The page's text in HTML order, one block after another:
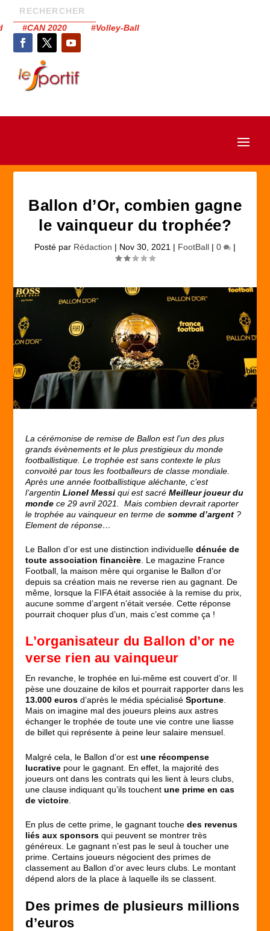
#CAN 2020 #Volley-Ball
Ballon d’Or, combien gagne
le vainqueur du trophée?
Posté par Rédaction | Nov 30, 2021 | FootBall | 0 |
La cérémonise de remise de Ballon est l’un des plus
grands évènements et le plus prestigieux du monde
footballistique. Le trophée est sans contexte le plus
convoité par tous les footballeurs de classe mondiale.
Après une année footballistique aléchante, c’est
l’argentinLionel Messi qui est sacréMeilleur joueur du
mondece 29 avril 2021. Mais combien devrait raporter
le trophée au vainqueur en terme desomme d’argent ?
Element de réponse…
Le Ballon d’or est une distinction individuelledénuée de
toute association financière . Le magazine France
Football, la maison mère qui organise le Ballon d’or
depuis sa création mais ne reverse rien au gagnant. De
même, lorsque la FIFA était associée à la remise du prix,
aucune somme d’argent n’était versée. Cette réponse
pourrait choquer plus d’un, mais c’est comme ça !
L’organisateur du Ballon d’or ne
verse rien au vainqueur
En revanche, le trophée en lui-même est couvert d’or. Il
pèse une douzaine de kilos et pourrait rapporter dans les
13.000 euros d’après le média spécialiséSportune.
Mais on imagine mal des joueurs pleins aux astres
échanger le trophée de toute une vie contre une liasse
de billet qui représente à peine leur salaire mensuel.
Malgré cela, le Ballon d’or estune récompense
lucrative pour le gagnant. En effet, la majorité des
joueurs ont dans les contrats qui les lient à leurs clubs,
une clause indiquant qu’ils touchent une prime en cas
de victoire
En plus de cette prime, le gagnant touchedes revenus
liés aux sponsors qui peuvent se montrer très
généreux. Le gagnant n’est pas le seul à toucher une
prime. Certains joueurs négocient des primes de
classement au Ballon d’or avec leurs clubs. Le montant
dépend alors de la place à laquelle ils se classent.
Des primes de plusieurs millions
d’euros